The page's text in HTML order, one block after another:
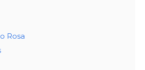
Rosa